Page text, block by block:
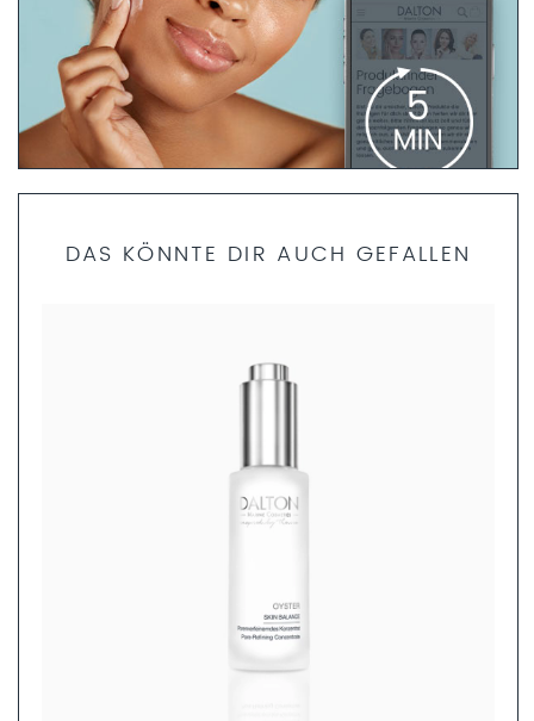
PRODUKTFINDER FRAGEBOGEN
Bist du dir unsicher, welche Produkte die richtigen für dich
JETZT AUSFÜLLEN
DAS KÖNNTE DIR AUCH GEFALLEN